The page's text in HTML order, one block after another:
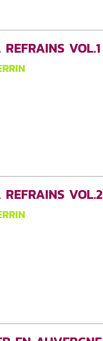
VOL.1
VOL.2